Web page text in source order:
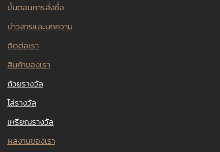
ขั้นตอนการสั่งซื้อ
ข่าวสารและบทความ
ติดต่อเรา
สินค้าของเรา
ถ้วยรางวัล
โล่รางวัล
เหรียญรางวัล
ผลงานของเรา